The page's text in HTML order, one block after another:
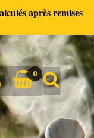
après remises
0